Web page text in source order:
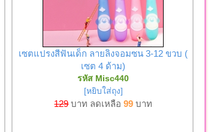
เซตแปรงสีฟันเด็ก ลายลิงจอมซน 3-12 ขวบ (
เซต 4 ด้าม)
รหัส Misc440
[หยิบใส่ถุง]
129บาท ลดเหลือ99 บาท